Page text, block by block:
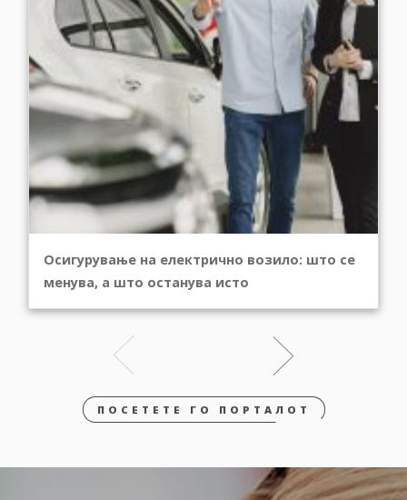
Осигурување на електрично возило: што се
менува, а што останува исто
ПОСЕТЕТЕ ГО ПОРТАЛОТ